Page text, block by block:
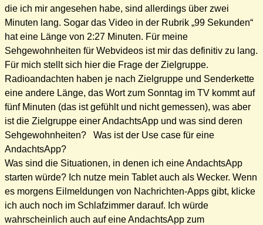
die ich mir angesehen habe, sind allerdings über zwei
Minuten lang. Sogar das Video in der Rubrik „99 Sekunden“
hat eine Länge von 2:27 Minuten. Für meine
Sehgewohnheiten für Webvideos ist mir das definitiv zu lang.
Für mich stellt sich hier die Frage der Zielgruppe.
Radioandachten haben je nach Zielgruppe und Senderkette
eine andere Länge, das Wort zum Sonntag im TV kommt auf
fünf Minuten (das ist gefühlt und nicht gemessen), was aber
ist die Zielgruppe einer AndachtsApp und was sind deren
Sehgewohnheiten? Was ist der Use case für eine
AndachtsApp?
Was sind die Situationen, in denen ich eine AndachtsApp
starten würde? Ich nutze mein Tablet auch als Wecker. Wenn
es morgens Eilmeldungen von Nachrichten-Apps gibt, klicke
ich auch noch im Schlafzimmer darauf. Ich würde
wahrscheinlich auch auf eine AndachtsApp zum